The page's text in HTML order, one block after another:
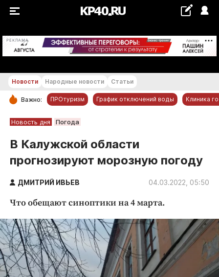
РЕКЛАМА +29...+30 °С
РУБРИКИ
Новости компаний
Статьи
Народные новости
Авто и транспорт
Криминал
Культура
Недвижимость и ЖКХ
Образование
Новости Народные новости Статьи
Важно: ПРОтуризм График отключений воды Клиника
Новость дня Погода
В Калужской области
прогнозируют морозную погоду
ДМИТРИЙ ИВЬЕВ 04.03.2022, 05:50
Что обещают синоптики на 4 марта.